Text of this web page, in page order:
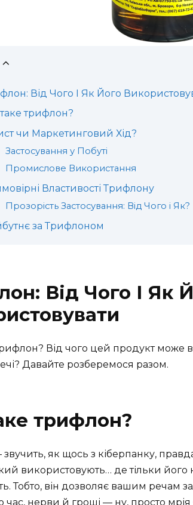
Від Чого І Як Його
трифлон?
чи Маркетинговий Хід?
Застосування у Побуті
Промислове Використання
Властивості Трифлону
Прозорість Застосування: Від Чого і Як?
за Трифлоном
Від Чого І Як
Від чого цей продукт може
Давайте розберемося разом.
трифлон?
як щось з кіберпанку,
використовують… де тільки його
Тобто, він дозволяє вашим речам
нерви й гроші — ну, просто мрія